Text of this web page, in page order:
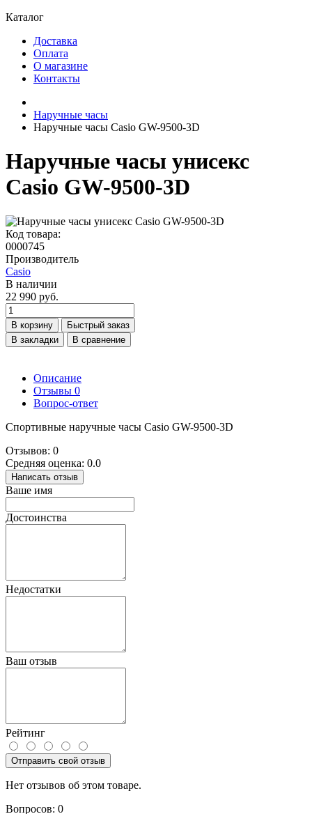
Каталог
Доставка
Оплата
О магазине
Контакты
Наручные часы
Наручные часы Casio GW-9500-3D
Наручные часы унисекс
Casio GW-9500-3D
Код товара:
0000745
Производитель
Casio
В наличии
22 990 руб.
В корзину
Быстрый заказ
В закладки
В сравнение
Описание
Отзывы 0
Вопрос-ответ
Спортивные наручные часы Casio GW-9500-3D
Отзывов: 0
Средняя оценка: 0.0
Написать отзыв
Ваше имя
Достоинства
Недостатки
Ваш отзыв
Рейтинг
Отправить свой отзыв
Нет отзывов об этом товаре.
Вопросов: 0